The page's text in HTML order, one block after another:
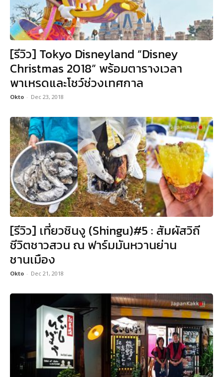
[รีวิว] Tokyo Disneyland “Disney
Christmas 2018” พร้อมตารางเวลา
พาเหรดและโชว์ช่วงเทศกาล
Okto - Dec 23, 2018
[รีวิว] เที่ยวชินงู (Shingu)#5 : สัมผัสวิถี
ชีวิตชาวสวน ณ ฟาร์มมันหวานย่าน
ชานเมือง
Okto - Dec 21, 2018